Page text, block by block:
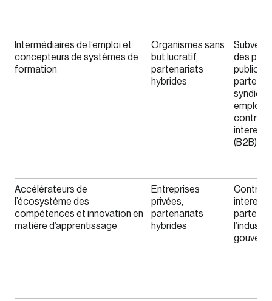
Intermédiaires de l’emploi et
concepteurs de systèmes de
formation
Organismes sans
but lucratif,
partenariats
hybrides
des
publics,
contrats
(B2B)
Accélérateurs de
l’écosystème des
compétences et innovation en
matière d’apprentissage
Entreprises
privées,
partenariats
hybrides
Contrats